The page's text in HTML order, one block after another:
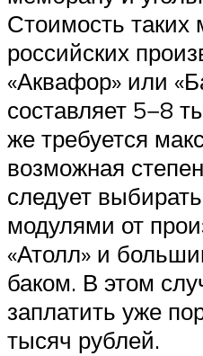
Стоимость таких
российских
«Аквафор» или
составляет 5−8
же требуется
возможная
следует
модулями от
«Атолл» и
баком. В этом
заплатить уже
тысяч рублей.